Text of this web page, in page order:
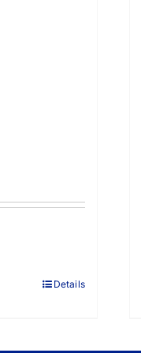
Details